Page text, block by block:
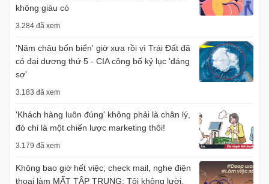
không giàu có
3.284 đã xem
'Năm châu bốn biển' giờ xưa rồi vì Trái Đất đã
có đại dương thứ 5 - CIA công bố kỷ lục 'đáng
sợ'
3.183 đã xem
'Khách hàng luôn đúng' không phải là chân lý,
đó chỉ là một chiến lược marketing thôi!
3.179 đã xem
Không bao giờ hết việc; check mail, nghe điện
thoại làm MẤT TẬP TRUNG: Tôi không lười,